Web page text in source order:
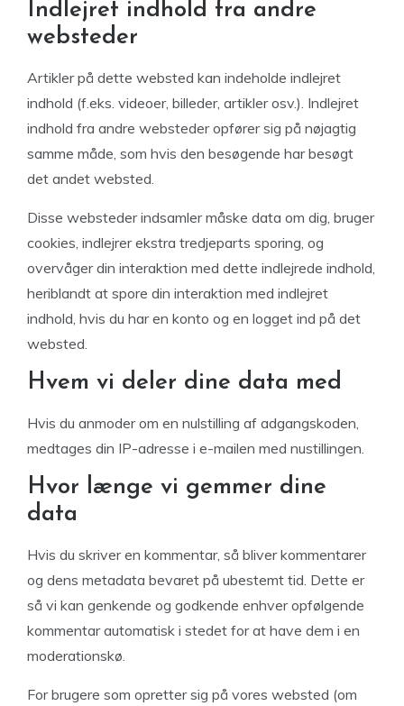
Indlejret indhold fra andre
websteder
Artikler på dette websted kan indeholde indlejret
indhold (f.eks. videoer, billeder, artikler osv.). Indlejret
indhold fra andre websteder opfører sig på nøjagtig
samme måde, som hvis den besøgende har besøgt
det andet websted.
Disse websteder indsamler måske data om dig, bruger
cookies, indlejrer ekstra tredjeparts sporing, og
overvåger din interaktion med dette indlejrede indhold,
heriblandt at spore din interaktion med indlejret
indhold, hvis du har en konto og en logget ind på det
websted.
Hvem vi deler dine data med
Hvis du anmoder om en nulstilling af adgangskoden,
medtages din IP-adresse i e-mailen med nustillingen.
Hvor længe vi gemmer dine
data
Hvis du skriver en kommentar, så bliver kommentarer
og dens metadata bevaret på ubestemt tid. Dette er
så vi kan genkende og godkende enhver opfølgende
kommentar automatisk i stedet for at have dem i en
moderationskø.
For brugere som opretter sig på vores websted (om